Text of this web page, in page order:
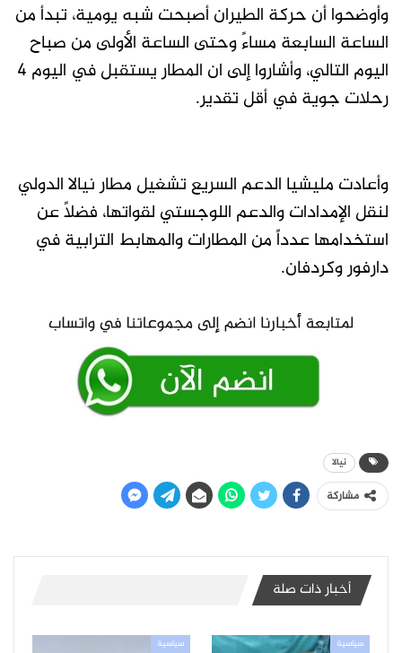
وأوضحوا أن حركة الطيران أصبحت شبه يومية، تبدأ من
الساعة السابعة مساءً وحتى الساعة الأولى من صباح
اليوم التالي، وأشاروا إلى ان المطار يستقبل في اليوم 4
رحلات جوية في أقل تقدير.
وأعادت مليشيا الدعم السريع تشغيل مطار نيالا الدولي
لنقل الإمدادات والدعم اللوجستي لقواتها، فضلاً عن
استخدامها عدداً من المطارات والمهابط الترابية في
دارفور وكردفان.
نيالا
مشاركة
أخبار ذات صلة
سياسية سياسية